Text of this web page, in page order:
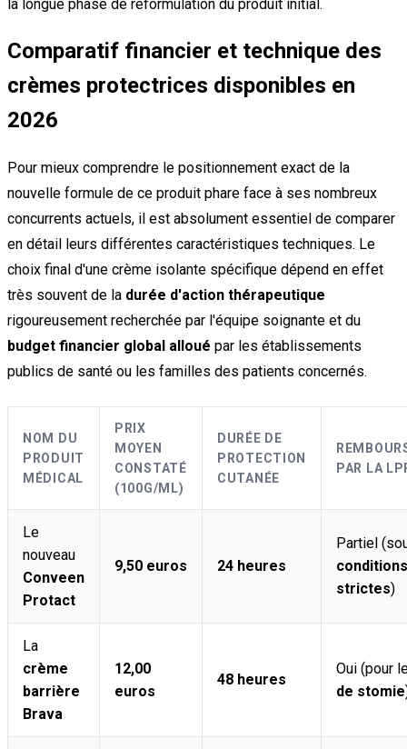
la longue phase de reformulation du produit initial.
Comparatif financier et technique des
crèmes protectrices disponibles en
2026
Pour mieux comprendre le positionnement exact de la
nouvelle formule de ce produit phare face à ses nombreux
concurrents actuels, il est absolument essentiel de comparer
en détail leurs différentes caractéristiques techniques. Le
choix final d'une crème isolante spécifique dépend en effet
très souvent de la durée d'action thérapeutique
rigoureusement recherchée par l'équipe soignante et du
budget financier global alloué par les établissements
publics de santé ou les familles des patients concernés.
NOM DU
PRODUIT
MÉDICAL
PRIX
MOYEN
CONSTATÉ
(100G/ML)
DURÉE DE
PROTECTION
CUTANÉE
PAR LA
Le
nouveau
Conveen
Protact
9,50 euros 24 heures
Partiel
conditions
strictes)
La
crème
barrière
Brava
12,00
euros
48 heures
Oui (pour
de stomie